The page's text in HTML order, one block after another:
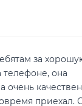
за
телефоне, она
очень
приехал.